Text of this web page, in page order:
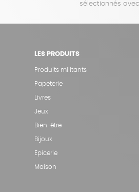
sélectionnés
LES PRODUITS
Produits militants
Papeterie
Livres
Jeux
Bien-être
Bijoux
Epicerie
Maison